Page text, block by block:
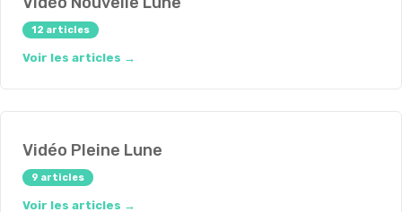
12 articles
Voir les articles →
Vidéo Pleine Lune
9 articles
Voir les articles →